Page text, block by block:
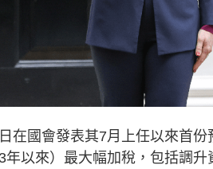
在國會發表其7月上任以來首
以來）最大幅加稅，包括調